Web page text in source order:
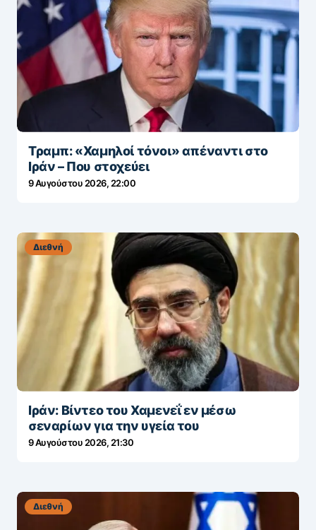
Τραμπ: «Χαμηλοί τόνοι» απέναντι στο
Ιράν – Που στοχεύει
9 Αυγούστου 2026, 22:00
Διεθνή
Ιράν: Βίντεο του Χαμενεΐ εν μέσω
σεναρίων για την υγεία του
9 Αυγούστου 2026, 21:30
Διεθνή